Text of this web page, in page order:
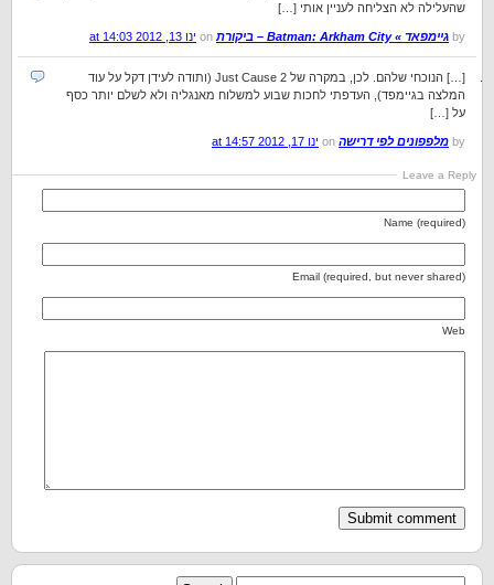
שהעלילה לא הצליחה לעניין אותי […]
by גיימפאד » Batman: Arkham City – ביקורת ינו 13, 2012 at 14:03
[…] הנוכחי שלהם. לכן, במקרה של Just Cause 2 (ותודה לעידן דקל על עוד
המלצה בגיימפד), העדפתי לחכות שבוע למשלוח מאנגליה ולא לשלם יותר כסף
על […]
by מלפפונים לפי דרישה ינו 17, 2012 at 14:57
Leave a Reply
Name (required)
Email (required, but never shared)
Web